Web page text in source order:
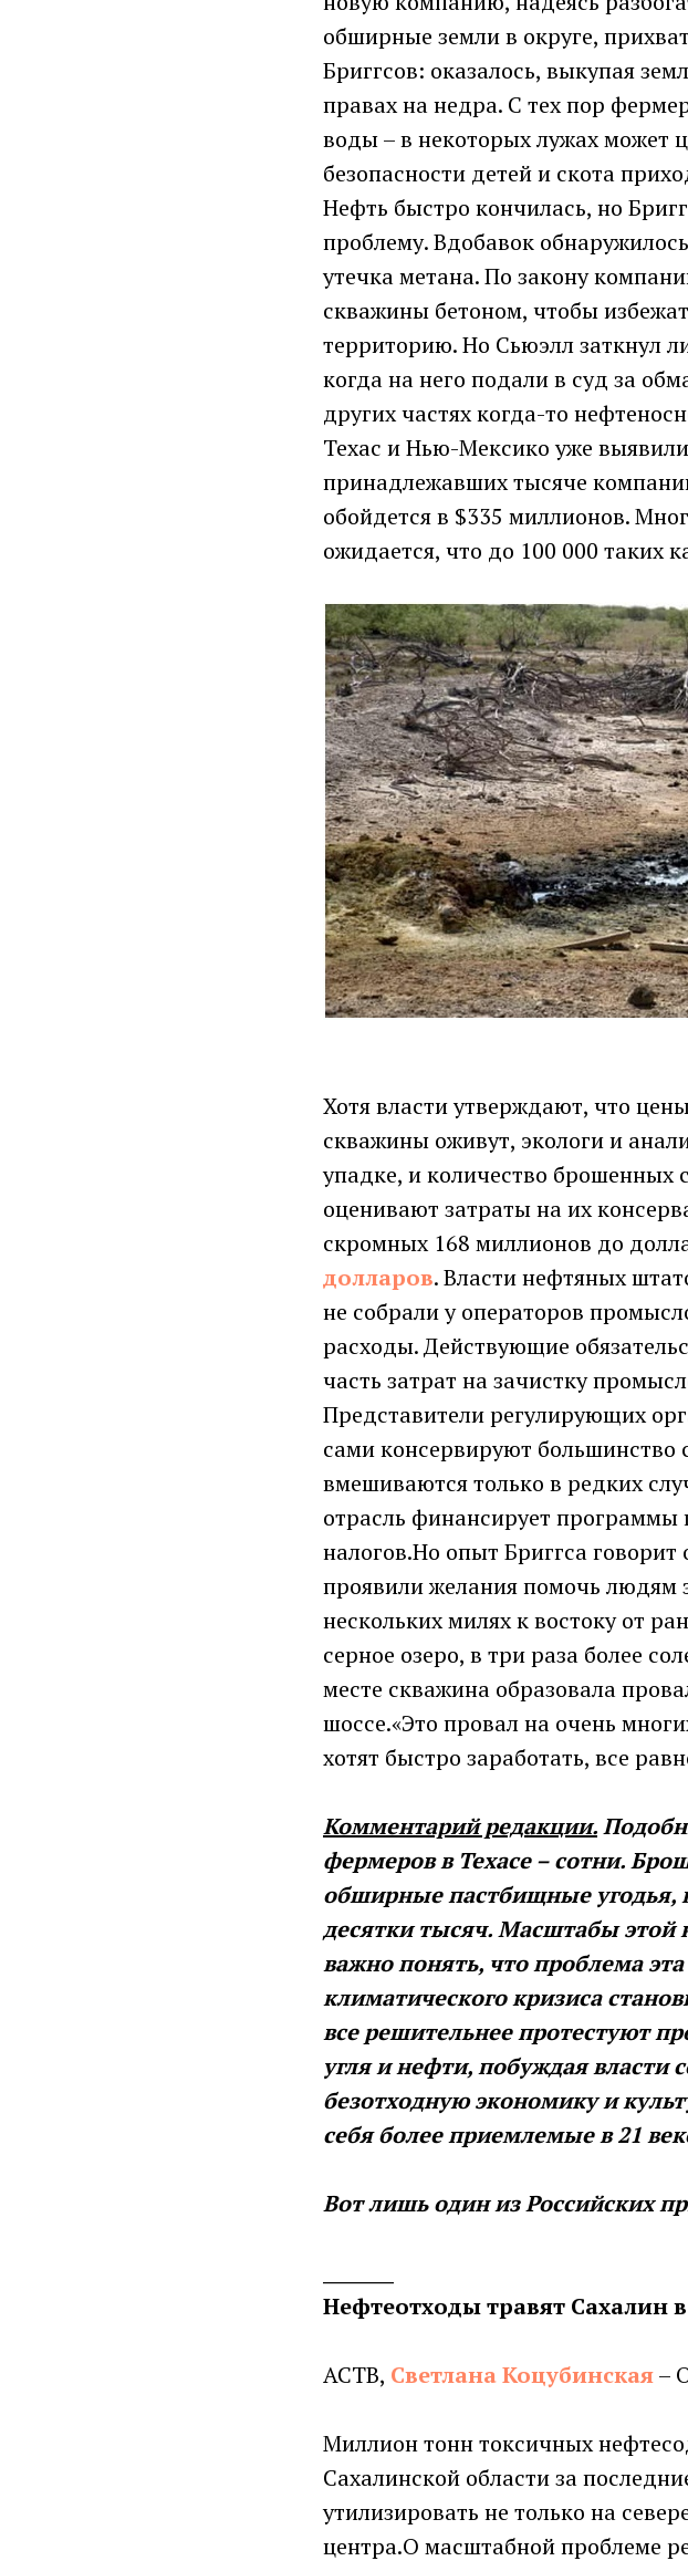
обширные земли в округе,
Бриггсов: оказалось, выкупая
правах на недра. С тех пор
воды – в некоторых лужах может
безопасности детей и скота
Нефть быстро кончилась, но
проблему. Вдобавок
утечка метана. По закону
скважины бетоном, чтобы
территорию. Но Сьюэлл заткнул
когда на него подали в суд за
других частях когда-то
Техас и Нью-Мексико уже
принадлежавших тысяче
обойдется в $335 миллионов.
ожидается, что до 100 000 таких
Хотя власти утверждают, что
скважины оживут, экологи и
упадке, и количество брошенных
оценивают затраты на их
скромных 168 миллионов до
долларов. Власти нефтяных
не собрали у операторов
расходы. Действующие
часть затрат на зачистку
Представители регулирующих
сами консервируют большинство
вмешиваются только в редких
отрасль финансирует программы
налогов.Но опыт Бриггса
проявили желания помочь людям
нескольких милях к востоку от
серное озеро, в три раза более
месте скважина образовала
шоссе.«Это провал на очень
хотят быстро заработать, все
Комментарий редакции.
фермеров в Техасе – сотни.
обширные пастбищные угодья,
десятки тысяч. Масштабы этой
важно понять, что проблема
климатического кризиса
все решительнее протестуют
угля и нефти, побуждая власти
безотходную экономику и
себя более приемлемые в 21
Вот лишь один из Российских
Нефтеотходы травят Сахалин
АСТВ, Светлана Коцубинская–
Миллион тонн токсичных
Сахалинской области за
утилизировать не только на
центра.О масштабной проблеме